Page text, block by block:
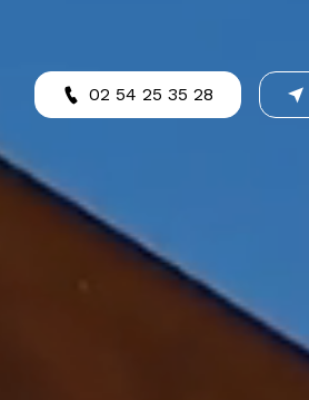
02 54 25 35 28